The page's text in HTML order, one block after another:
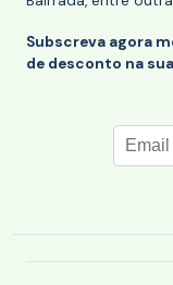
Subscreva agora
de desconto na